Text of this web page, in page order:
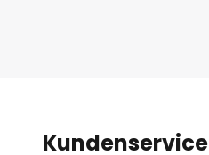
Kundenservice